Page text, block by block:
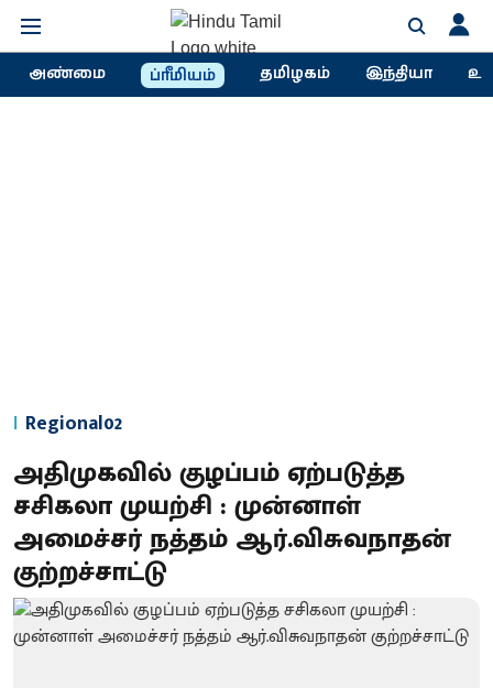
அண்மை ப்ரீமியம் தமிழகம் இந்தியா
Regional02
அதிமுகவில் குழப்பம் ஏற்படுத்த
சசிகலா முயற்சி : முன்னாள்
அமைச்சர் நத்தம் ஆர்.விசுவநாதன்
குற்றச்சாட்டு